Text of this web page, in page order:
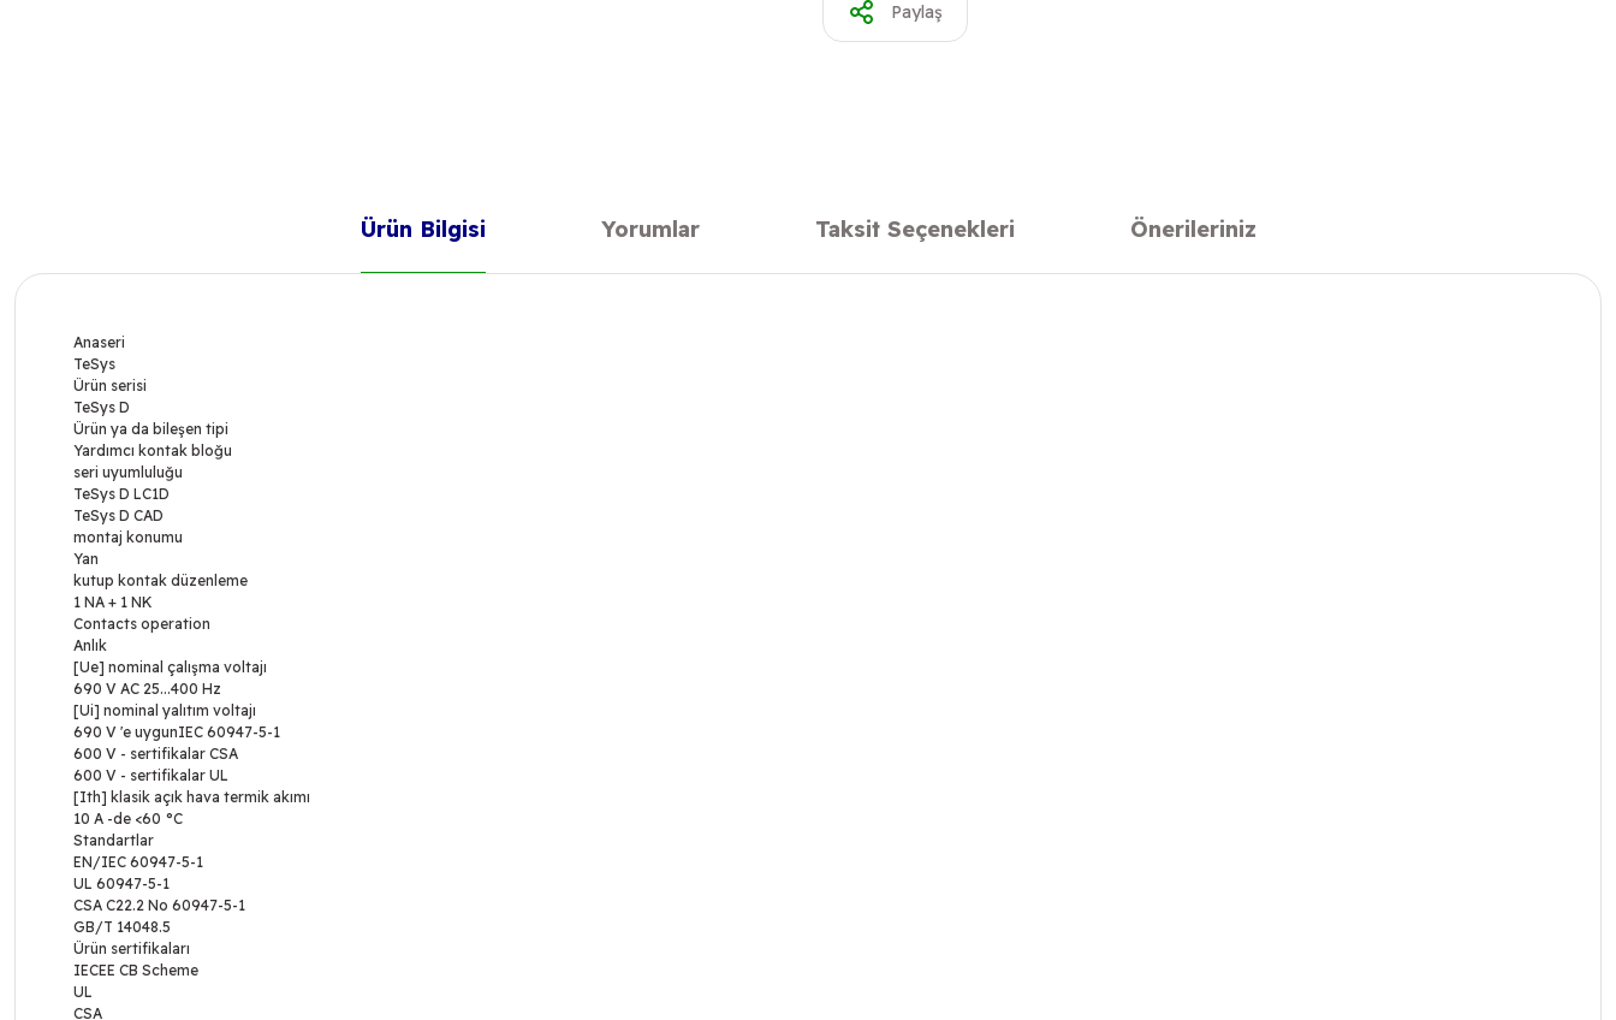
Paylaş
Ürün Bilgisi Yorumlar Taksit Seçenekleri Önerileriniz
Anaseri
TeSys
Ürün serisi
TeSys D
Ürün ya da bileşen tipi
Yardımcı kontak bloğu
seri uyumluluğu
TeSys D LC1D
TeSys D CAD
montaj konumu
Yan
kutup kontak düzenleme
1 NA + 1 NK
Contacts operation
Anlık
[Ue] nominal çalışma voltajı
690 V AC 25...400 Hz
[Ui] nominal yalıtım voltajı
690 V 'e uygunIEC 60947-5-1
600 V - sertifikalar CSA
600 V - sertifikalar UL
[Ith] klasik açık hava termik akımı
10 A -de <60 °C
Standartlar
EN/IEC 60947-5-1
UL 60947-5-1
CSA C22.2 No 60947-5-1
GB/T 14048.5
Ürün sertifikaları
IECEE CB Scheme
UL
CSA